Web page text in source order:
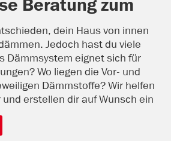
Beratung zum
dein Haus von innen
Jedoch hast du viele
Dämmsystem eignet sich für
Wo liegen die Vor- und
Dämmstoffe? Wir helfen
erstellen dir auf Wunsch ein
Vereinbare jetzt online